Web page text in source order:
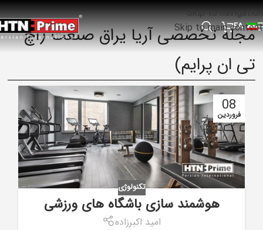
Skip to navigation
Skip to main content
FA
مجله تخصصی آریا یراق صنعت (اچ
تی ان پرایم)
08
فروردین
تکنولوژی
هوشمند سازی باشگاه های ورزشی
امید اکبرزاده